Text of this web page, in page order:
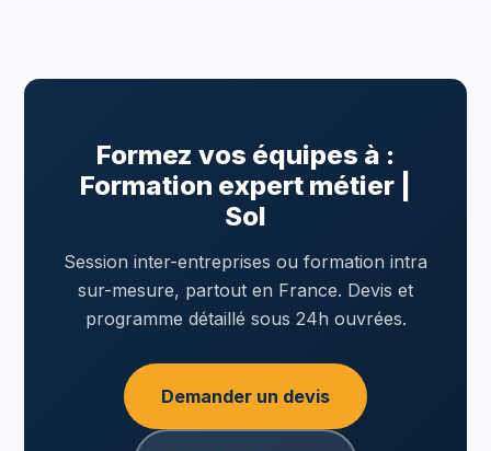
Formez vos équipes à :
Formation expert métier |
Sol
Session inter-entreprises ou formation intra
sur-mesure, partout en France. Devis et
programme détaillé sous 24h ouvrées.
Demander un devis